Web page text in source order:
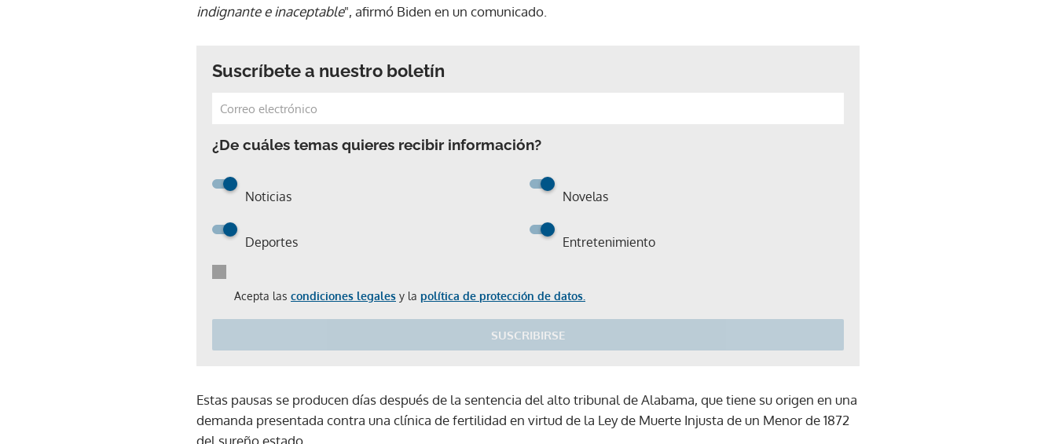
indignante e inaceptable", afirmó Biden en un comunicado.
Suscríbete a nuestro boletín
¿De cuáles temas quieres recibir información?
Noticias Novelas
Deportes Entretenimiento
Acepta las condiciones legales y la política de protección de datos.
SUSCRIBIRSE
Estas pausas se producen días después de la sentencia del alto tribunal de Alabama, que tiene su origen en una
demanda presentada contra una clínica de fertilidad en virtud de la Ley de Muerte Injusta de un Menor de 1872
del sureño estado.